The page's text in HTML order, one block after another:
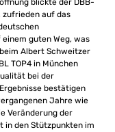
blickte der DBB-
zufrieden auf das
guten Weg, was
Albert Schweitzer
TOP4 in München
bei der
bestätigen
Jahre wie
Veränderung der
in den Stützpunkten im